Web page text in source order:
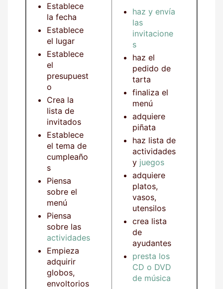
Establece
la fecha
Establece
el lugar
Establece
el
presupuest
o
Crea la
lista de
invitados
Establece
el tema de
cumpleaño
s
Piensa
sobre el
menú
Piensa
sobre las
actividades
Empieza
adquirir
globos,
envoltorios
haz y envía
las
invitacione
s
haz el
pedido de
tarta
finaliza el
menú
adquiere
piñata
haz lista de
actividades
y juegos
adquiere
platos,
vasos,
utensilos
crea lista
de
ayudantes
presta los
CD o DVD
de música